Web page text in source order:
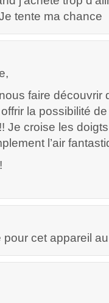
tente ma chance
faire découvrir
la possibilité
Je croise les
l’air
cet appareil